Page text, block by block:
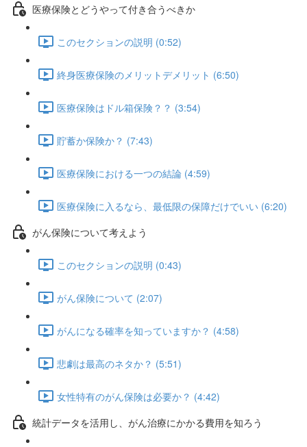
医療保険とどうやって付き合うべきか
このセクションの説明 (0:52)
終身医療保険のメリットデメリット (6:50)
医療保険はドル箱保険？？ (3:54)
貯蓄か保険か？ (7:43)
医療保険における一つの結論 (4:59)
医療保険に入るなら、最低限の保障だけでいい (6:20)
がん保険について考えよう
このセクションの説明 (0:43)
がん保険について (2:07)
がんになる確率を知っていますか？ (4:58)
悲劇は最高のネタか？ (5:51)
女性特有のがん保険は必要か？ (4:42)
統計データを活用し、がん治療にかかる費用を知ろう